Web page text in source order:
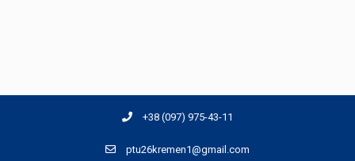
+38 (097) 975-43-11
ptu26kremen1@gmail.com